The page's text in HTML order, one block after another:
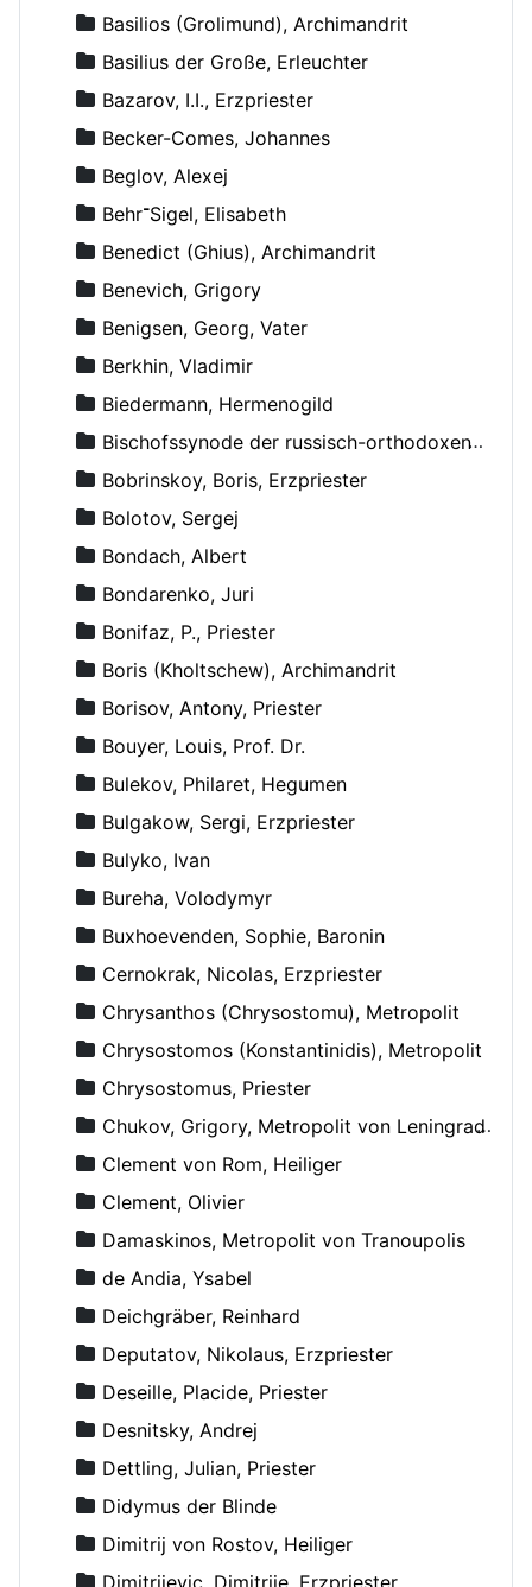
Basilios (Grolimund), Archimandrit
Basilius der Große, Erleuchter
Bazarov, I.I., Erzpriester
Becker-Comes, Johannes
Beglov, Alexej
Behr־Sigel, Elisabeth
Benedict (Ghius), Archimandrit
Benevich, Grigory
Benigsen, Georg, Vater
Berkhin, Vladimir
Biedermann, Hermenogild
Bischofssynode der russisch-orthodoxen Kirche
Bobrinskoy, Boris, Erzpriester
Bolotov, Sergej
Bondach, Albert
Bondarenko, Juri
Bonifaz, P., Priester
Boris (Kholtschew), Archimandrit
Borisov, Antony, Priester
Bouyer, Louis, Prof. Dr.
Bulekov, Philaret, Hegumen
Bulgakow, Sergi, Erzpriester
Bulyko, Ivan
Bureha, Volodymyr
Buxhoevenden, Sophie, Baronin
Cernokrak, Nicolas, Erzpriester
Chrysanthos (Chrysostomu), Metropolit
Chrysostomos (Konstantinidis), Metropolit
Chrysostomus, Priester
Chukov, Grigory, Metropolit von Leningrad und Novgorod
Clement von Rom, Heiliger
Clement, Olivier
Damaskinos, Metropolit von Tranoupolis
de Andia, Ysabel
Deichgräber, Reinhard
Deputatov, Nikolaus, Erzpriester
Deseille, Placide, Priester
Desnitsky, Andrej
Dettling, Julian, Priester
Didymus der Blinde
Dimitrij von Rostov, Heiliger
Dimitrijevic, Dimitrije, Erzpriester